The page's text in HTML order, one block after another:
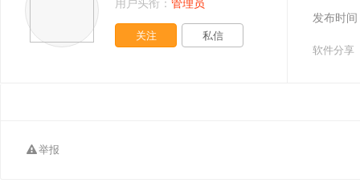
发布时间
软件分享
用户头衔： 管理员
关注 私信
举报